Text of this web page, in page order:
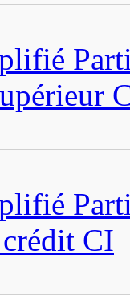
crédit CI